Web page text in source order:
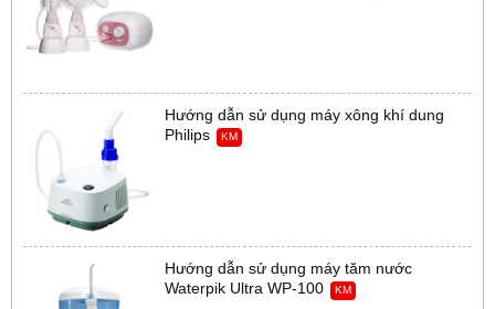
Hướng dẫn sử dụng máy xông khí dung
Philips
KM
Hướng dẫn sử dụng máy tăm nước
Waterpik Ultra WP-100
KM